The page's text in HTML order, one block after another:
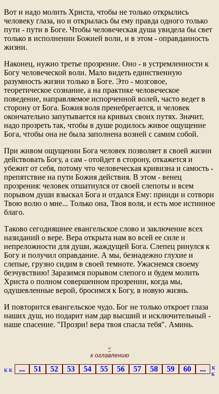
Вот и надо молить Христа, чтобы не только открылись
человеку глаза, но и открылась бы ему правда одного только
пути - пути в Боге. Чтобы человеческая душа увидела бы свет
только в исполнении Божией воли, и в этом - оправданность
жизни.
Наконец, нужно третье прозрение. Оно - в устремленности к
Богу человеческой воли. Мало видеть единственную
разумность жизни только в Боге. Это - мозговое,
теоретическое сознание, а на практике человеческое
поведение, направляемое испорченной волей, часто ведет в
сторону от Бога. Божия воля пренебрегается, и человек
окончательно запутывается на кривых своих путях. Значит,
надо прозреть так, чтобы в душе родилось живое ощущение
Бога, чтобы она не была заполнена возней с самим собой.
При живом ощущении Бога человек позволяет в своей жизни
действовать Богу, а сам - отойдет в сторону, откажется и
убежит от себя, потому что человеческая кривизна и самость -
препятствие на пути Божия действия. В этом - венец
прозрения: человек отшатнулся от своей слепоты и всем
порывом души взыскал Бога и отдался Ему: прииди и сотвори
Твою волю о мне... Только она, Твоя воля, и есть мое истинное
благо.
Таково сегодняшнее евангельское слово и заключение всех
назиданий о вере. Вера открыта нам во всей ее силе и
непреложности для души, жаждущей Бога. Слепец ринулся к
Богу и получил оправдание. А мы, безнадежно глухие и
слепые, грузно сидим в своей темноте. Ужаснемся своему
безчувствию! Заразимся порывом слепого и будем молить
Христа о полном совершенном прозрении, когда мы,
одушевленные верой, бросимся к Богу, в новую жизнь.
И повторится евангельское чудо. Бог не только откроет глаза
наших душ, но подарит нам дар высший и исключительный -
наше спасение. "Прозри! вера твоя спасла тебя". Аминь.
к оглавлению
... 51 52 53 54 55 56 57 58 59 60 ...